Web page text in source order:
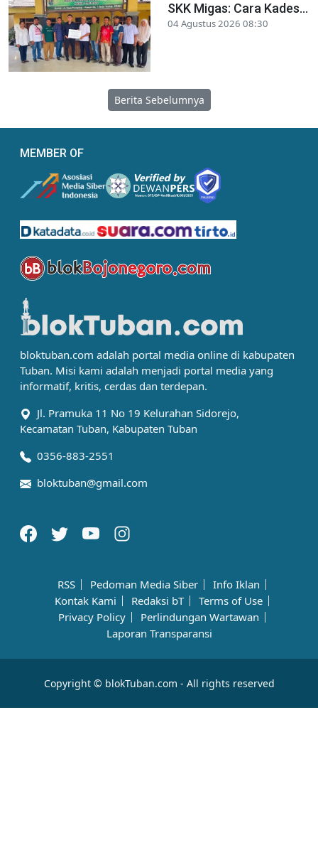
SKK Migas: Cara Kades...
04 Agustus 2026 08:30
Berita Sebelumnya
MEMBER OF
bloktuban.com adalah portal media online di kabupaten
Tuban. Misi kami adalah menjadi portal media yang
informatif, kritis, cerdas dan terdepan.
Jl. Pramuka 11 No 19 Kelurahan Sidorejo,
Kecamatan Tuban, Kabupaten Tuban
0356-883-2551
bloktuban@gmail.com
RSS Pedoman Media Siber
Info Iklan
Kontak Kami
Redaksi bT
Terms of Use
Privacy Policy
Perlindungan Wartawan
Laporan Transparansi
Copyright © blokTuban.com - All rights reserved